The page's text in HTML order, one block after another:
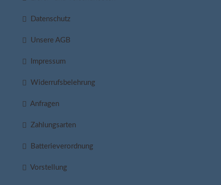
Datenschutz
Unsere AGB
Impressum
Widerrufsbelehrung
Anfragen
Zahlungsarten
Batterieverordnung
Vorstellung